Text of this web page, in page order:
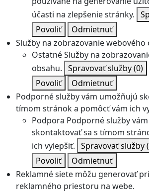
účasti na zlepšenie stránky.
Povoliť
Odmietnuť
Služby na zobrazovanie webového
OstatnéSlužby na
obsahu. Spravovať služby(0)
Povoliť
Odmietnuť
Podporné služby vám umožňujú
tímom stránok a pomôcť vám ich
Podpora Podporné služby
skontaktovať sa s tímom
ich vylepšiť. Spravovať služby
Povoliť
Odmietnuť
Reklamné siete môžu generovať
reklamného priestoru na webe.